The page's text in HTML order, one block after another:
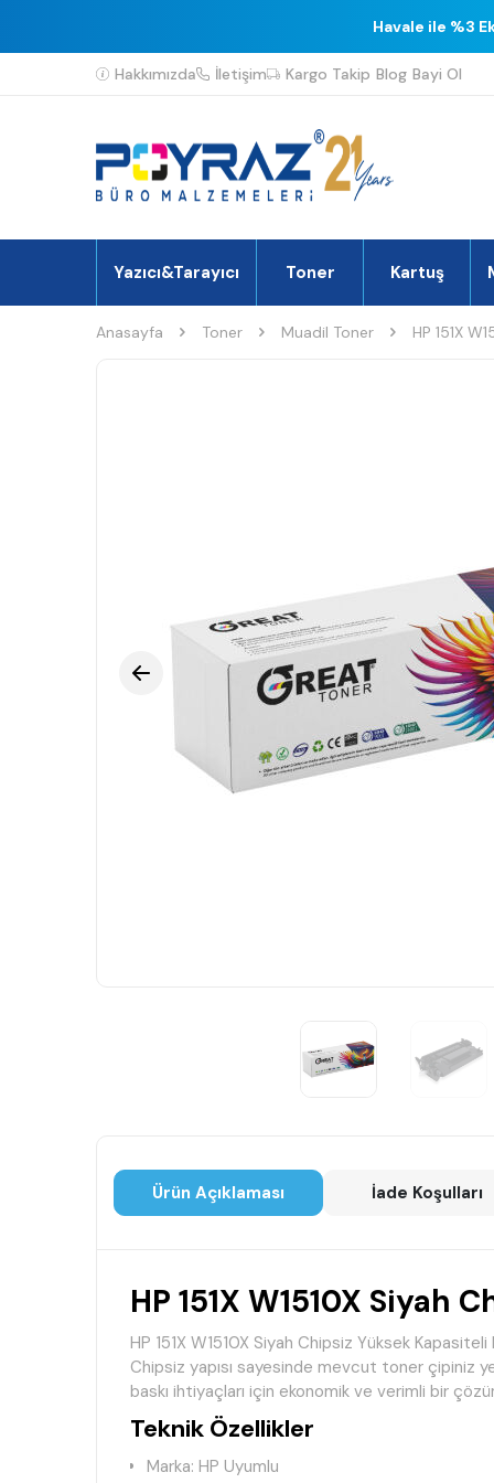
Havale ile %3
Hakkımızda İletişim Kargo Takip Blog Bayi Ol
Yazıcı&Tarayıcı Toner Kartuş
Anasayfa Toner Muadil Toner HP 151X
Ürün Açıklaması İade Koşulları
HP 151X W1510X Siyah
HP 151X W1510X Siyah Chipsiz Yüksek
Chipsiz yapısı sayesinde mevcut toner çipiniz
baskı ihtiyaçları için ekonomik ve verimli bir
Teknik Özellikler
Marka: HP Uyumlu